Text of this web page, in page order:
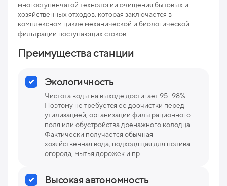
многоступенчатой технологии очищения бытовых и
хозяйственных отходов, которая заключается в
комплексном цикле механической и биологической
фильтрации поступающих стоков
Преимущества станции
Экологичность
Чистота воды на выходе достигает 95–98%.
Поэтому не требуется ее доочистки перед
утилизацией, организации фильтрационного
поля или обустройства дренажного колодца.
Фактически получается обычная
хозяйственная вода, подходящая для полива
огорода, мытья дорожек и пр.
Высокая автономность